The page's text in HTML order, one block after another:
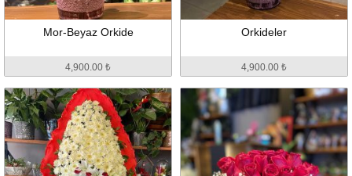
Mor-Beyaz Orkide
4,900.00 ₺
Orkideler
4,900.00 ₺